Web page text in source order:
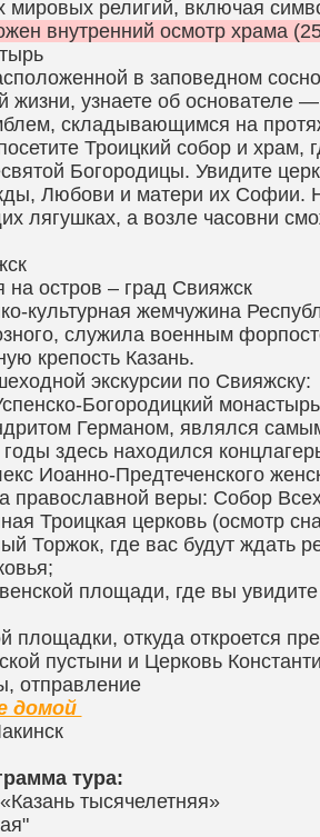
мировых религий, включая
внутренний осмотр храма
в заповедном
жизни, узнаете об
складывающимся на
Троицкий собор и
Богородицы. Увидите
Любови и матери их Софии.
лягушках, а возле часовни
на остров – град Свияжск
культурная жемчужина
служила военным
крепость Казань.
экскурсии по Свияжску:
Богородицкий
Германом, являлся
здесь находился
Иоанно-Предтеченского
православной веры: Собор
Троицкая церковь (осмотр
Торжок, где вас будут ждать
площади, где вы
площадки, откуда откроется
пустыни и Церковь
отправление
домой
тура:
тысячелетняя»